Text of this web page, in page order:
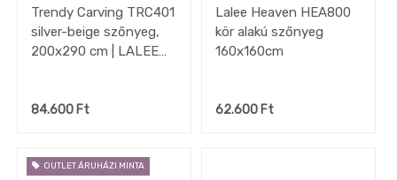
Trendy Carving TRC401
silver-beige szőnyeg,
200x290 cm | LALEE
84.600 Ft
Lalee Heaven HEA800
kör alakú szőnyeg
160x160cm
62.600Ft
OUTLET ÁRUHÁZI MINTA